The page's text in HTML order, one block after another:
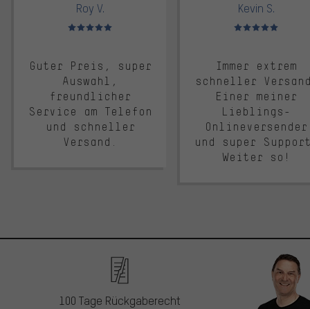
Roy V.
Bewertungen: 5 von 5
Guter Preis, super
Auswahl,
freundlicher
Service am Telefon
und schneller
Versand.
Kevin S.
Bewertungen: 5 von 5
Immer extrem
schneller
Einer meiner
Lieblings-
Onlineversender
und super
Weiter so!
100 Tage Rückgaberecht